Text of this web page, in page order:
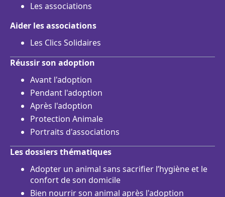
Les associations
Aider les associations
Les Clics Solidaires
Réussir son adoption
Avant l'adoption
Pendant l'adoption
Après l'adoption
Protection Animale
Portraits d'associations
Les dossiers thématiques
Adopter un animal sans sacrifier l’hygiène et le
confort de son domicile
Bien nourrir son animal après l'adoption